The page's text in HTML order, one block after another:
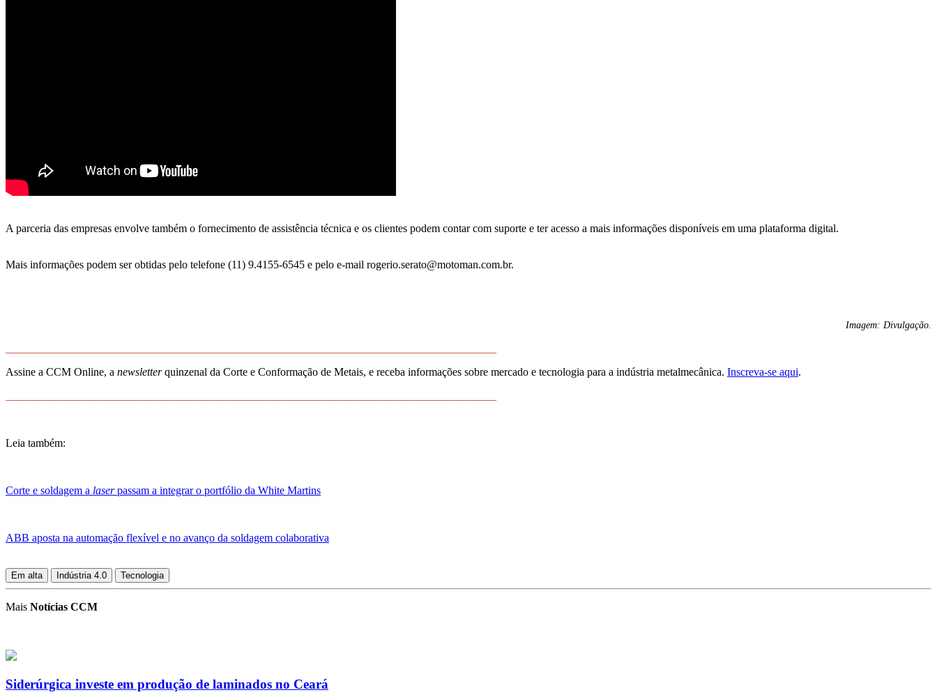
A parceria das empresas envolve também o fornecimento de assistência técnica e os clientes podem contar com suporte e ter acesso a mais informações disponíveis em uma plataforma digital.
Mais informações podem ser obtidas pelo telefone (11) 9.4155-6545 e pelo e-mail rogerio.serato@motoman.com.br.
Imagem: Divulgação.
Assine a CCM Online, a newsletterquinzenal da Corte e Conformação de Metais, e receba informações sobre mercado e tecnologia para a indústria metalmecânica. Inscreva-se aqui.
Leia também:
Corte e soldagem a laserpassam a integrar o portfólio da White Martins
ABB aposta na automação flexível e no avanço da soldagem colaborativa
Em alta Indústria 4.0 Tecnologia
Mais Notícias CCM
Siderúrgica investe em produção de laminados no Ceará